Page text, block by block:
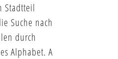
Stadtteil
Suche nach
durch
Alphabet. A